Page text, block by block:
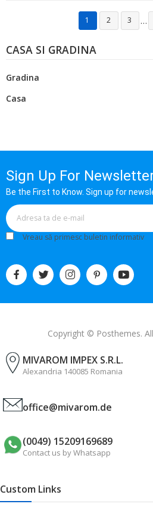
CASA SI GRADINA
Gradina
Casa
1 2 3 …
Sign Up For
Be the First to Know. Sign up for
Vreau să primesc buletin informativ
Copyright © Posthemes.
MIVAROM IMPEX S.R.L.
Alexandria 140085 Romania
office@mivarom.de
(0049) 15209169689
Contact us by Whatsapp
Custom Links